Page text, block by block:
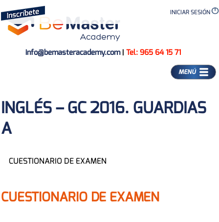
INICIAR SESIÓN
info@bemasteracademy.com| Tel: 965 64 15 71
MENÚ
INGLÉS – GC 2016. GUARDIAS
A
CUESTIONARIO DE EXAMEN
CUESTIONARIO DE EXAMEN